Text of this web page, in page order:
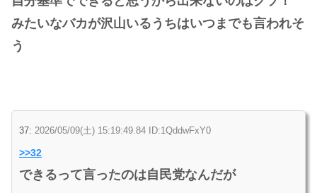
みたいなバカが沢山いるうちはいつまでも言われそ
う
37: 2026/05/09(土) 15:19:49.84 ID:1QddwFxY0
>>32
できるって言ったのは自民党なんだが